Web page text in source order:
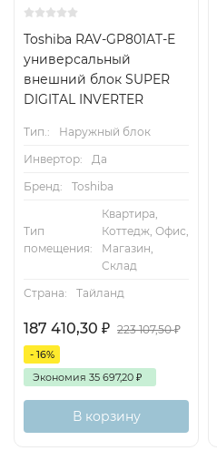
Toshiba RAV-GP801AT-E
универсальный
внешний блок SUPER
DIGITAL INVERTER
Тип.:
Наружный блок
Инвертор:
Да
Бренд:
Toshiba
Тип
помещения:
Квартира,
Коттедж, Офис,
Магазин,
Склад
Страна:
Тайланд
187 410,30 ₽ 223 107,50₽
- 16%
Экономия 35 697,20 ₽
В корзину